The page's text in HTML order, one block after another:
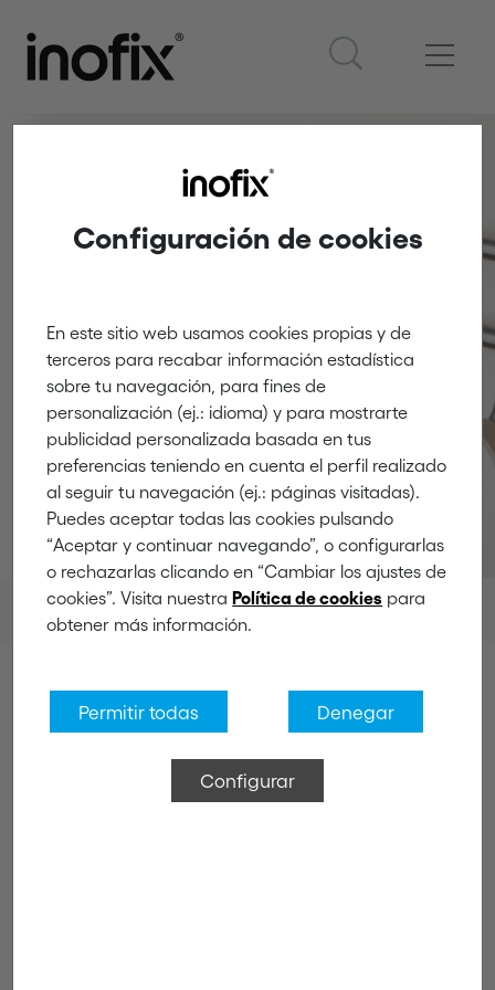
Configuración de cookies
En este sitio web usamos cookies propias y de
terceros para recabar información estadística
sobre tu navegación, para fines de
personalización (ej.: idioma) y para mostrarte
publicidad personalizada basada en tus
preferencias teniendo en cuenta el perfil realizado
al seguir tu navegación (ej.: páginas visitadas).
Puedes aceptar todas las cookies pulsando
“Aceptar y continuar navegando”, o configurarlas
o rechazarlas clicando en “Cambiar los ajustes de
cookies”. Visita nuestraPolítica de cookies para
obtener más información.
Permitir todas Denegar
Configurar
Hooks
Innovation and creativity
Products Hooks Broom and tool hooks
Broom and tool hooks